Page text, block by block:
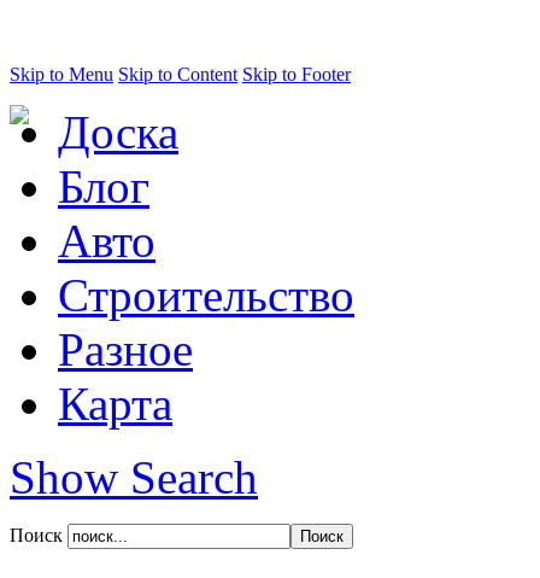
Skip to Menu Skip to Content Skip to Footer
Доска
Блог
Авто
Строительство
Разное
Карта
Show Search
Поиск